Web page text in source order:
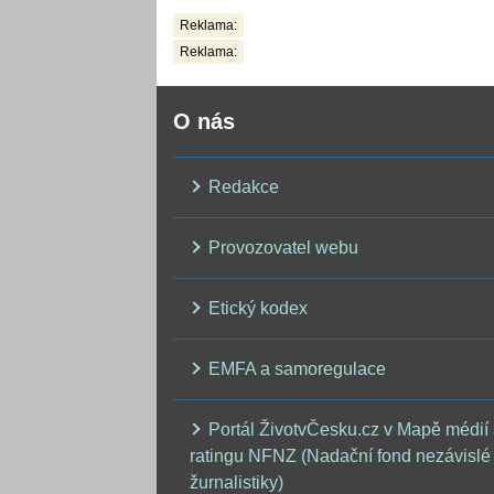
Reklama:
Reklama:
O nás
Redakce
Provozovatel webu
Etický kodex
EMFA a samoregulace
Portál ŽivotvČesku.cz v Mapě médií
ratingu NFNZ (Nadační fond nezávislé
žurnalistiky)